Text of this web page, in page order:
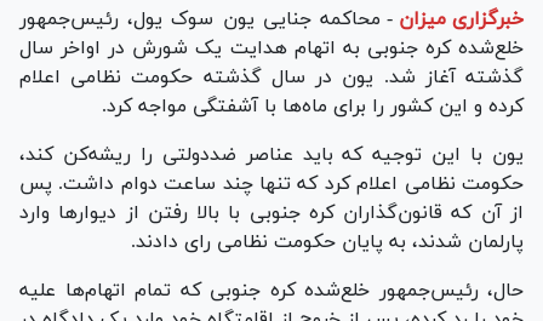
خبرگزاری میزان - محاکمه جنایی یون سوک یول، رئیس‌جمهور
خلع‌شده کره جنوبی به اتهام هدایت یک شورش در اواخر سال
گذشته آغاز شد. یون در سال گذشته حکومت نظامی اعلام
کرده و این کشور را برای ماه‌ها با آشفتگی مواجه کرد.
یون با این توجیه که باید عناصر ضددولتی را ریشه‌کن کند،
حکومت نظامی اعلام کرد که تنها چند ساعت دوام داشت. پس
از آن که قانون‌گذاران کره جنوبی با بالا رفتن از دیوار‌ها وارد
پارلمان شدند، به پایان حکومت نظامی رای دادند.
حال، رئیس‌جمهور خلع‌شده کره جنوبی که تمام اتهام‌ها علیه